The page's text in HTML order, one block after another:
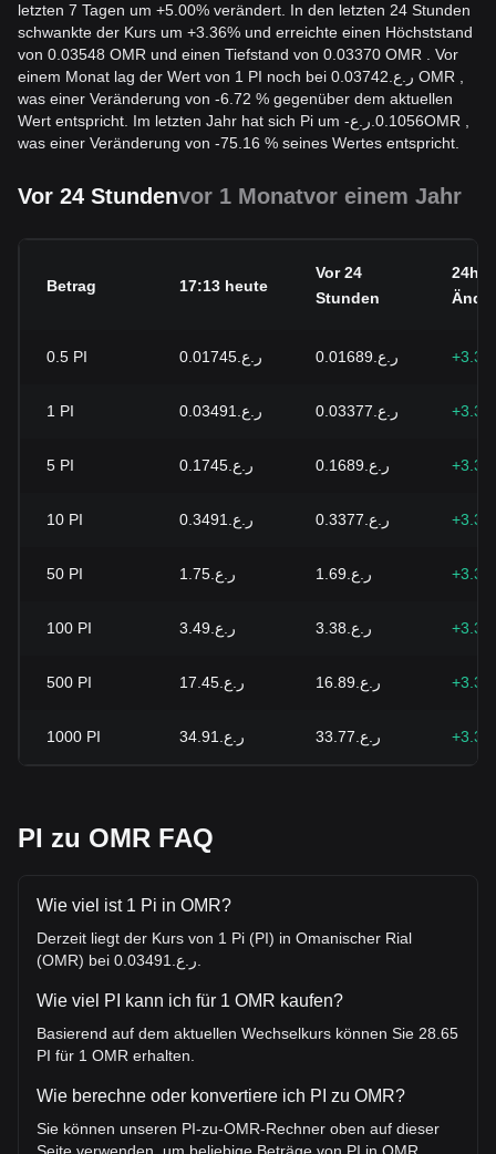
letzten 7 Tagen um +5.00% verändert. In den letzten 24 Stunden
schwankte der Kurs um +3.36% und erreichte einen Höchststand
von 0.03548 OMR und einen Tiefstand von 0.03370 OMR . Vor
einem Monat lag der Wert von 1 PI noch bei ر.ع.0.03742 OMR ,
was einer Veränderung von -6.72 % gegenüber dem aktuellen
Wert entspricht. Im letzten Jahr hat sich Pi um - 0.1056OMR
was einer Veränderung von -75.16 % seines Wertes entspricht.
Vor 24 Stundenvor 1 Monatvor einem Jahr
Betrag 17:13 heute
Vor 24
Stunden
24h
0.5 PI ر.ع.0.01745 ر.ع.0.01689
1 PI ر.ع.0.03491 ر.ع.0.03377
5 PI ر.ع.0.1745 ر.ع.0.1689
10 PI ر.ع.0.3491 ر.ع.0.3377
50 PI ر.ع.1.75 ر.ع.1.69
100 PI ر.ع.3.49 ر.ع.3.38
500 PI ر.ع.17.45 ر.ع.16.89
1000 PI ر.ع.34.91 ر.ع.33.77
PI zu OMR FAQ
Wie viel ist 1 Pi in OMR?
Derzeit liegt der Kurs von 1 Pi (PI) in Omanischer Rial
Wie viel PI kann ich für 1 OMR kaufen?
Basierend auf dem aktuellen Wechselkurs können Sie 28.65
PI für 1 OMR erhalten.
Wie berechne oder konvertiere ich PI zu OMR?
Sie können unseren PI-zu-OMR-Rechner oben auf dieser